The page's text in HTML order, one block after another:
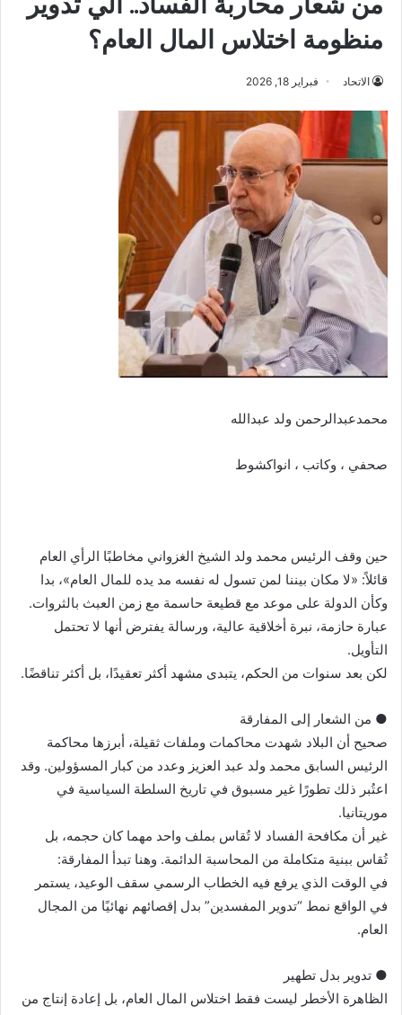
منظومة اختلاس المال العام؟
الاتحاد فبراير 18, 2026
محمدعبدالرحمن ولد عبدالله
صحفي ، وكاتب ، انواكشوط
حين وقف الرئيس محمد ولد الشيخ الغزواني مخاطبًا الرأي العام
قائلاً: «لا مكان بيننا لمن تسول له نفسه مد يده للمال العام»، بدا
وكأن الدولة على موعد مع قطيعة حاسمة مع زمن العبث بالثروات.
عبارة حازمة، نبرة أخلاقية عالية، ورسالة يفترض أنها لا تحتمل
التأويل.
لكن بعد سنوات من الحكم، يتبدى مشهد أكثر تعقيدًا، بل أكثر تناقضًا.
● من الشعار إلى المفارقة
صحيح أن البلاد شهدت محاكمات وملفات ثقيلة، أبرزها محاكمة
الرئيس السابق محمد ولد عبد العزيز وعدد من كبار المسؤولين. وقد
اعتُبر ذلك تطورًا غير مسبوق في تاريخ السلطة السياسية في
موريتانيا.
غير أن مكافحة الفساد لا تُقاس بملف واحد مهما كان حجمه، بل
تُقاس ببنية متكاملة من المحاسبة الدائمة. وهنا تبدأ المفارقة:
في الوقت الذي يرفع فيه الخطاب الرسمي سقف الوعيد، يستمر
في الواقع نمط “تدوير المفسدين” بدل إقصائهم نهائيًا من المجال
العام.
● تدوير بدل تطهير
الظاهرة الأخطر ليست فقط اختلاس المال العام، بل إعادة إنتاج من